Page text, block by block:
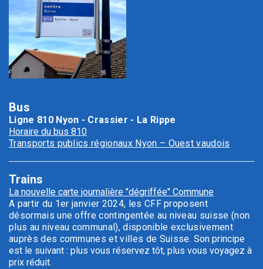
Bus
Ligne 810 Nyon - Crassier - La Rippe
Horaire du bus 810
Transports publics régionaux Nyon – Ouest vaudois
Trains
La nouvelle carte journalière "dégriffée" Commune
A partir du 1er janvier 2024, les CFF proposent
désormais une offre contingentée au niveau suisse (non
plus au niveau communal), disponible exclusivement
auprès des communes et villes de Suisse.Son principe
est le suivant : plus vous réservez tôt, plus vous voyagez à
prix réduit.